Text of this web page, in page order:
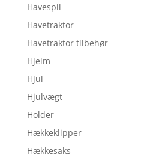
Havespil
Havetraktor
Havetraktor tilbehør
Hjelm
Hjul
Hjulvægt
Holder
Hækkeklipper
Hækkesaks